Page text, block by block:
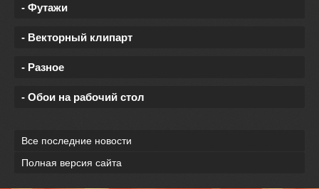
- Футажи
- Векторный клипарт
- Разное
- Обои на рабочий стол
Все последние новости
Полная версия сайта